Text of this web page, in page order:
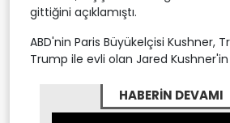
gittiğini açıklamıştı.
ABD'nin Paris Büyükelçisi Kushner,
Trump ile evli olan Jared Kushner'in
HABERİN DEVAMI